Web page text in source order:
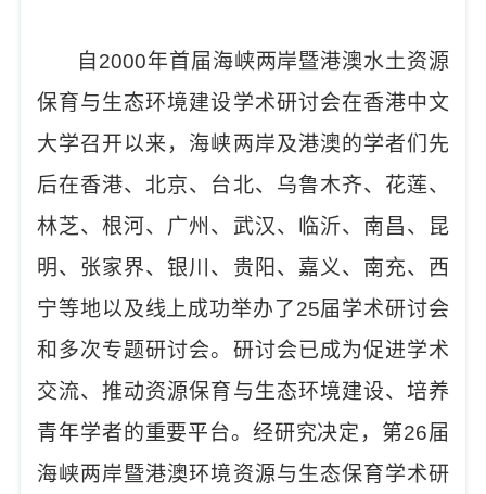
自 2000年首届海峡两岸暨港澳水土资源
保育与生态环境建设学术研讨会在香港中文
大学召开以来，海峡两岸及港澳的学者们先
后在香港、北京、台北、乌鲁木齐、花莲、
林芝、根河、广州、武汉、临沂、南昌、昆
明、张家界、银川、贵阳、嘉义、南充、西
宁等地以及线上成功举办了25届学术研讨会
和多次专题研讨会。研讨会已成为促进学术
交流、推动资源保育与生态环境建设、培养
青年学者的重要平台。经研究决定，第26届
海峡两岸暨港澳环境资源与生态保育学术研